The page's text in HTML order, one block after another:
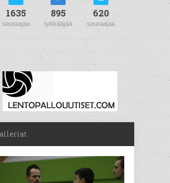
1635
seuraajaa
895
tykkääjää
620
seuraajaa